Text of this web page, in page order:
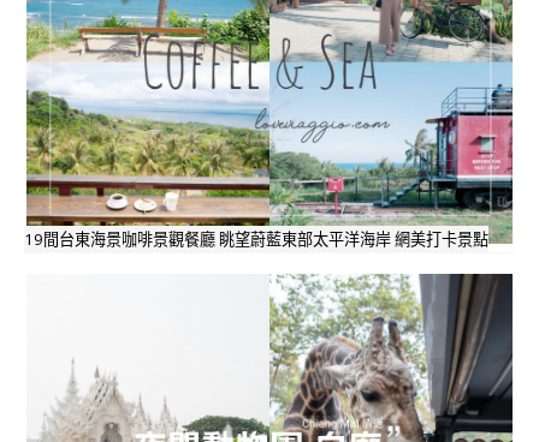
19間台東海景咖啡景觀餐廳 眺望蔚藍東部太平洋海岸 網美打卡景點